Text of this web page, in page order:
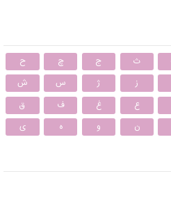
ث ج چ
ح
ز ژ س
ش
ع غ ف
ق
ن و ه ی